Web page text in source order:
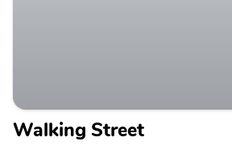
Walking Street